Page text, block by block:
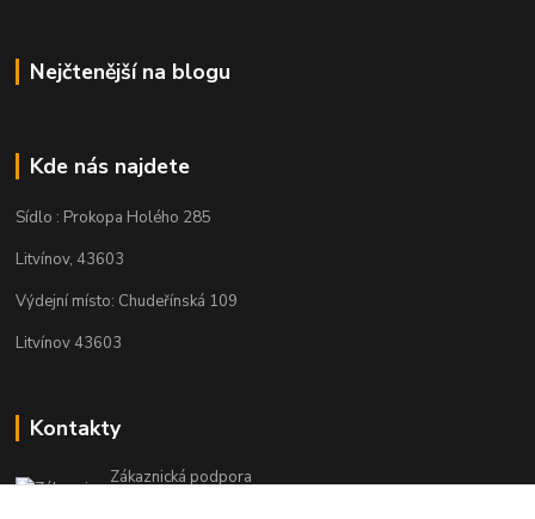
Nejčtenější na blogu
Kde nás najdete
Sídlo : Prokopa Holého 285
Litvínov, 43603
Výdejní místo: Chudeřínská 109
Litvínov 43603
Kontakty
Zákaznická podpora